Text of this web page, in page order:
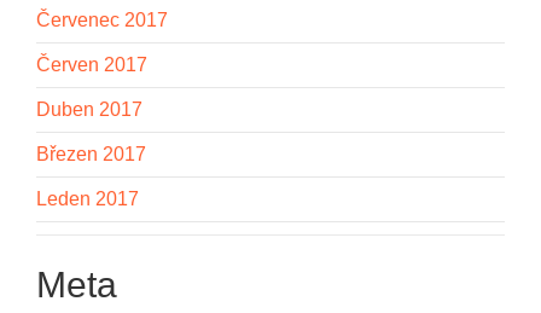
Červenec 2017
Červen 2017
Duben 2017
Březen 2017
Leden 2017
Meta